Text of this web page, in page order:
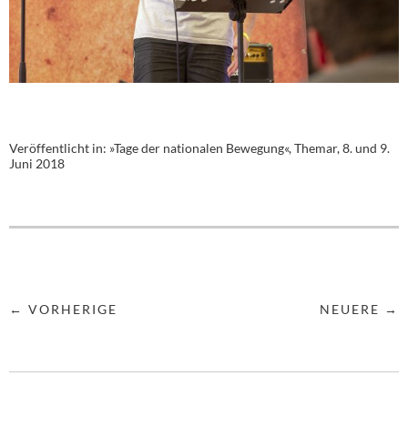
Veröffentlicht in: »Tage der nationalen Bewegung«, Themar, 8. und 9.
Juni 2018
← VORHERIGE NEUERE →